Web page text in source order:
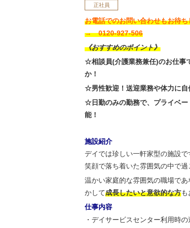
正社員
お電話でのお問い合わせもお待
→ 0120-927-506
《おすすめのポイント》
☆相談員(介護業務兼任)のお仕事
か！
☆男性歓迎！送迎業務や体力に自
☆日勤のみの勤務で、プライベ
能！
施設紹介
デイでは珍しい一軒家型の施設で
笑顔で落ち着いた雰囲気の中で過
温かい家庭的な雰囲気の職場で
かして成長したいと意欲的な方
仕事内容
・デイサービスセンター利用時の